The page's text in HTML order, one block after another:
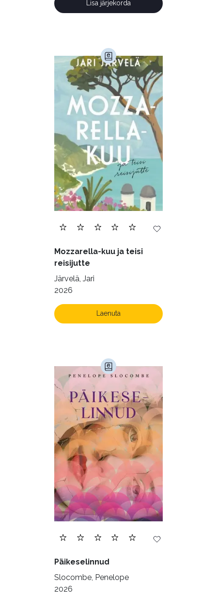
Lisa järjekorda
Mozzarella-kuu ja teisi
reisijutte
Järvelä, Jari
2026
Laenuta
Päikeselinnud
Slocombe, Penelope
2026